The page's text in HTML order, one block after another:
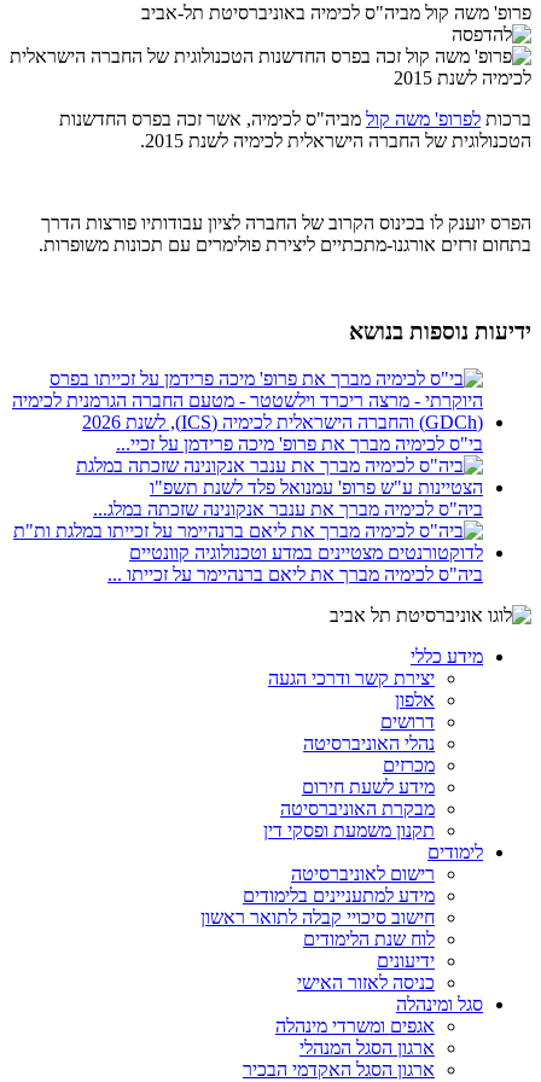
פרופ' משה קול מביה"ס לכימיה באוניברסיטת תל-אביב
ברכות לפרופ' משה קול מביה"ס לכימיה, אשר זכה בפרס החדשנות
הטכנולוגית של החברה הישראלית לכימיה לשנת 2015.
הפרס יוענק לו בכינוס הקרוב של החברה לציון עבודותיו פורצות הדרך
בתחום זרזים אורגנו-מתכתיים ליצירת פולימרים עם תכונות משופרות.
ידיעות נוספות בנושא
בי"ס לכימיה מברך את פרופ' מיכה פרידמן על זכיי...
ביה"ס לכימיה מברך את ענבר אנקונינה שזכתה במלג...
ביה"ס לכימיה מברך את ליאם ברנהיימר על זכייתו ...
מידע כללי
יצירת קשר ודרכי הגעה
אלפון
דרושים
נהלי האוניברסיטה
מכרזים
מידע לשעת חירום
מבקרת האוניברסיטה
תקנון משמעת ופסקי דין
לימודים
רישום לאוניברסיטה
מידע למתעניינים בלימודים
חישוב סיכויי קבלה לתואר ראשון
לוח שנת הלימודים
ידיעונים
כניסה לאזור האישי
סגל ומינהלה
אגפים ומשרדי מינהלה
ארגון הסגל המנהלי
ארגון הסגל האקדמי הבכיר